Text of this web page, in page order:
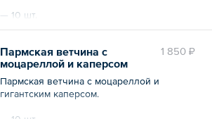
— 10 шт.
1 850 ₽
Пармская ветчина с
моцареллой и каперсом
Пармская ветчина с моцареллой и
гигантским каперсом.